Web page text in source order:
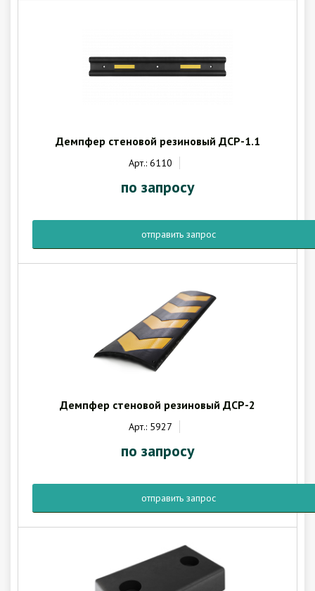
Демпфер стеновой резиновый ДСР-1.1
Арт.: 6110
по запросу
отправить запрос
Демпфер стеновой резиновый ДСР-2
Арт.: 5927
по запросу
отправить запрос